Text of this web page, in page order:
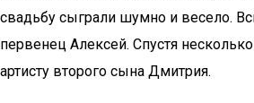
свадьбу сыграли шумно и весело.
первенец Алексей. Спустя
артисту второго сына Дмитрия.